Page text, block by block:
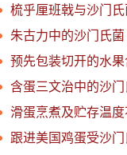
梳乎厘班戟与沙门氏
朱古力中的沙门氏菌
预先包装切开的水
含蛋三文治中的沙
滑蛋烹煮及贮存温
跟进美国鸡蛋受沙